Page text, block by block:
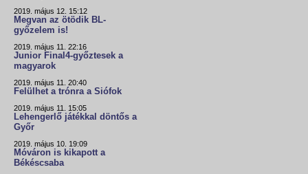
2019. május 12. 15:12
Megvan az ötödik BL-
győzelem is!
2019. május 11. 22:16
Junior Final4-győztesek a
magyarok
2019. május 11. 20:40
Felülhet a trónra a Siófok
2019. május 11. 15:05
Lehengerlő játékkal döntős a
Győr
2019. május 10. 19:09
Móváron is kikapott a
Békéscsaba